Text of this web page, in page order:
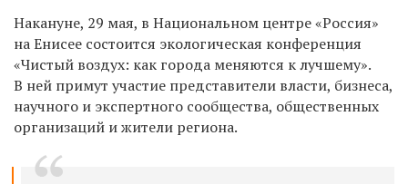
Накануне, 29 мая, в Национальном центре «Россия»
на Енисее состоится экологическая конференция
«Чистый воздух: как города меняются к лучшему».
В ней примут участие представители власти, бизнеса,
научного и экспертного сообщества, общественных
организаций и жители региона.